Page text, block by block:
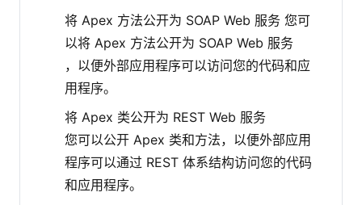
将 Apex 方法公开为 SOAP Web 服务 您可
以将 Apex 方法公开为 SOAP Web 服务
，以便外部应用程序可以访问您的代码和应
用程序。
将 Apex 类公开为 REST Web 服务
您可以公开 Apex 类和方法，以便外部应用
程序可以通过 REST 体系结构访问您的代码
和应用程序。